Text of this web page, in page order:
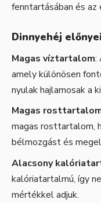
fenntartásában és
Dinnyehéj
Magas víztartalom:
amely különösen
nyulak hajlamosak a
Magas
magas rosttartalom,
bélmozgást és
Alacsony
kalóriatartalmú, így
mértékkel adjuk.